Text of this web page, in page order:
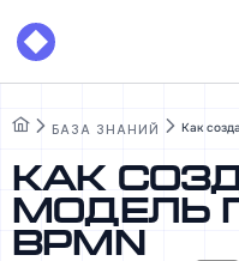
БАЗА ЗНАНИЙ Как
Как
модель
BPMN